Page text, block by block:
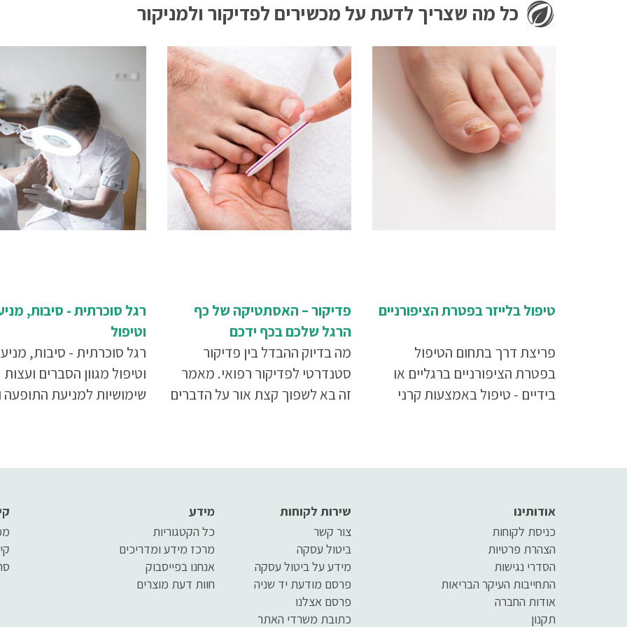
כל מה שצריך לדעת על מכשירים לפדיקור ולמניקור
טיפול בלייזר בפטרת הציפורניים
פריצת דרך בתחום הטיפול
בפטרת הציפורניים ברגליים או
בידיים - טיפול באמצעות קרני
פדיקור – האסתטיקה של כף
הרגל שלכם בכף ידכם
מה בדיוק ההבדל בין פדיקור
סטנדרטי לפדיקור רפואי. מאמר
זה בא לשפוך קצת אור על הדברים
רגל סוכרתית - סיבות,
וטיפול
רגל סוכרתית - סיבות,
וטיפול מגוון הסברים ועצות
שימושיות למניעת התופעה
מידע
כל הקטגוריות
מרכז מידע ומדריכים
אנחנו בפייסבוק
חוות דעת מוצרים
שירות לקוחות
צור קשר
ביטול עסקה
מידע על ביטול עסקה
פרסם מודעת יד שניה
פרסם אצלנו
כתובת משרדי האתר
אודותינו
כניסת לקוחות
הצהרת פרטיות
הסדרי נגישות
התחייבות העיקר הבריאות
אודות החברה
תקנון